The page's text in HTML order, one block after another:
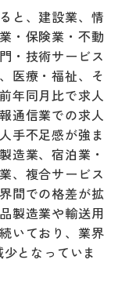
と、建設業、情
・保険業・不動
・技術サービス
医療・福祉、そ
年同月比で求人
通信業での求人
手不足感が強ま
造業、宿泊業・
、複合サービス
間での格差が拡
製造業や輸送用
いており、業界
となっていま